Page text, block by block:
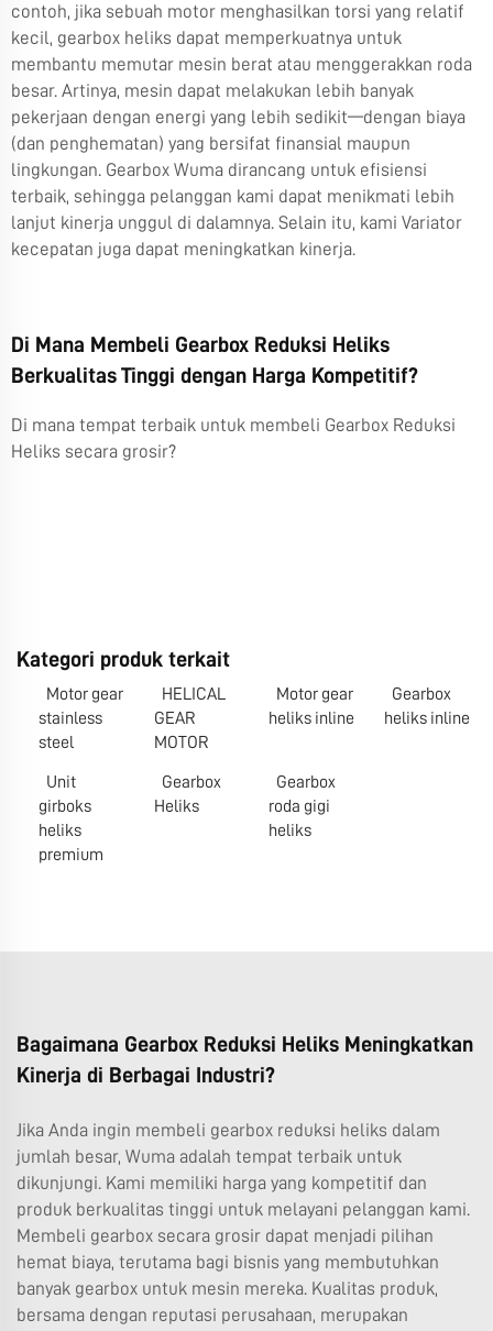
contoh, jika sebuah motor menghasilkan torsi yang relatif
kecil, gearbox heliks dapat memperkuatnya untuk
membantu memutar mesin berat atau menggerakkan roda
besar. Artinya, mesin dapat melakukan lebih banyak
pekerjaan dengan energi yang lebih sedikit—dengan biaya
(dan penghematan) yang bersifat finansial maupun
lingkungan. Gearbox Wuma dirancang untuk efisiensi
terbaik, sehingga pelanggan kami dapat menikmati lebih
lanjut kinerja unggul di dalamnya. Selain itu, kami Variator
kecepatan juga dapat meningkatkan kinerja.
Di Mana Membeli Gearbox Reduksi Heliks
Berkualitas Tinggi dengan Harga Kompetitif?
Di mana tempat terbaik untuk membeli Gearbox Reduksi
Heliks secara grosir?
Kategori produk terkait
Motor gear
stainless
steel
HELICAL
GEAR
MOTOR
Motor gear
heliks inline
Gearbox
heliks inline
Unit
girboks
heliks
premium
Gearbox
Heliks
Gearbox
roda gigi
heliks
Bagaimana Gearbox Reduksi Heliks Meningkatkan
Kinerja di Berbagai Industri?
Jika Anda ingin membeli gearbox reduksi heliks dalam
jumlah besar, Wuma adalah tempat terbaik untuk
dikunjungi. Kami memiliki harga yang kompetitif dan
produk berkualitas tinggi untuk melayani pelanggan kami.
Membeli gearbox secara grosir dapat menjadi pilihan
hemat biaya, terutama bagi bisnis yang membutuhkan
banyak gearbox untuk mesin mereka. Kualitas produk,
bersama dengan reputasi perusahaan, merupakan